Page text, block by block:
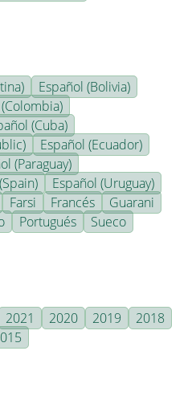
Español (Bolivia)
(Cuba)
Español (Ecuador)
(Paraguay)
Español (Uruguay)
Farsi Francés
Guarani
Portugués
Sueco
2021 2020 2019
2018